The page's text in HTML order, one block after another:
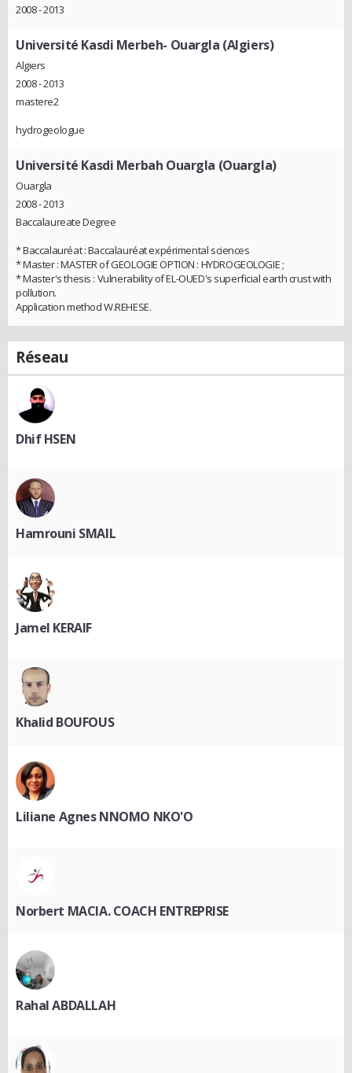
2008 - 2013
Université Kasdi Merbeh- Ouargla (Algiers)
Algiers
2008 - 2013
mastere2
hydrogeologue
Université Kasdi Merbah Ouargla (Ouargla)
Ouargla
2008 - 2013
Baccalaureate Degree
* Baccalauréat : Baccalauréat expérimental sciences
* Master : MASTER of GEOLOGIE OPTION : HYDROGEOLOGIE ;
* Master's thesis : Vulnerability of EL-OUED's superficial earth crust with
pollution.
Application method W.REHESE.
Réseau
Dhif HSEN
Hamrouni SMAIL
Jamel KERAIF
Khalid BOUFOUS
Liliane Agnes NNOMO NKO'O
Norbert MACIA. COACH ENTREPRISE
Rahal ABDALLAH